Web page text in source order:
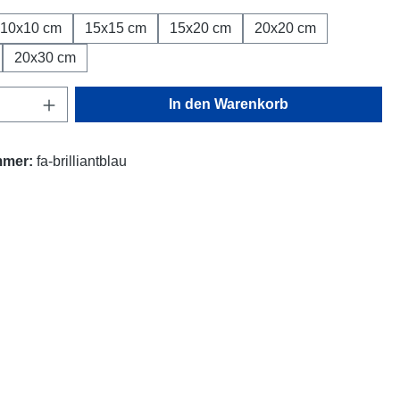
10x10 cm 15x15 cm 15x20 cm
20x20 cm
20x30 cm
Gib den gewünschten Wert ein
In den Warenkorb
fa-brilliantblau